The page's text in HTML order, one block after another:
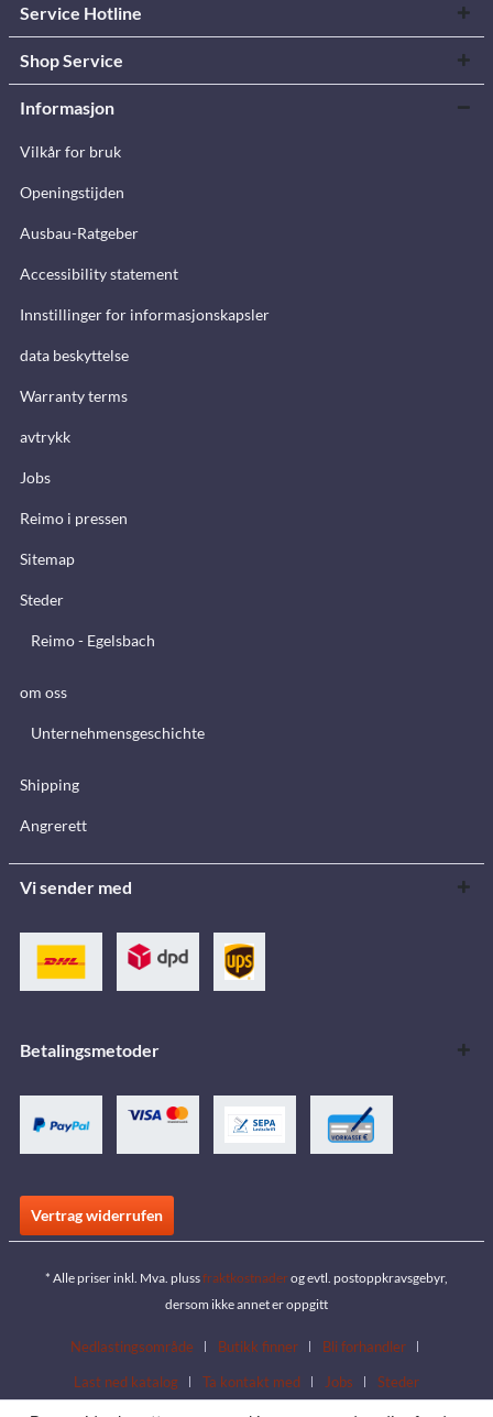
Service Hotline
Shop Service
Informasjon
Vilkår for bruk
Openingstijden
Ausbau-Ratgeber
Accessibility statement
Innstillinger for informasjonskapsler
data beskyttelse
Warranty terms
avtrykk
Jobs
Reimo i pressen
Sitemap
Steder
Reimo - Egelsbach
om oss
Unternehmensgeschichte
Shipping
Angrerett
Vi sender med
Betalingsmetoder
Vertrag widerrufen
* Alle priser inkl. Mva. plussfraktkostnaderog evtl. postoppkravsgebyr,
dersom ikke annet er oppgitt
Nedlastingsområde Butikk finner
Bli forhandler
Last ned katalog
Ta kontakt med Jobs Steder